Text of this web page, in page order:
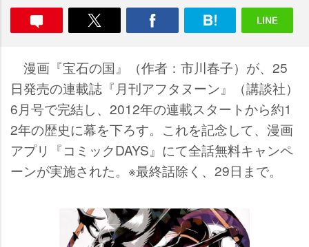
漫画『宝石の国』（作者：市川春子）が、25
日発売の連載誌『月刊アフタヌーン』（講談社）
6月号で完結し、2012年の連載スタートから約1
2年の歴史に幕を下ろす。これを記念して、漫画
アプリ『コミックDAYS』にて全話無料キャンペ
ーンが実施された。※最終話除く、29日まで。